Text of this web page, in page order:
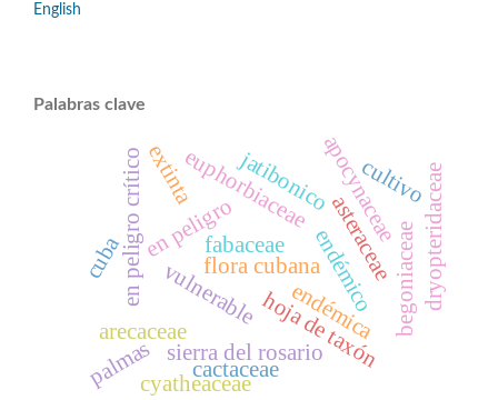
English
Palabras clave
asteraceae
endémico
flora cubana
en peligro
euphorbiaceae
endémica
en peligro crítico apocynaceae
vulnerable
arecaceae
cultivo
fabaceae
jatibonico
sierra del rosario
dryopteridaceae
hoja de taxón
cactaceae
palmas
cuba
cyatheaceae
begoniaceae
extinta